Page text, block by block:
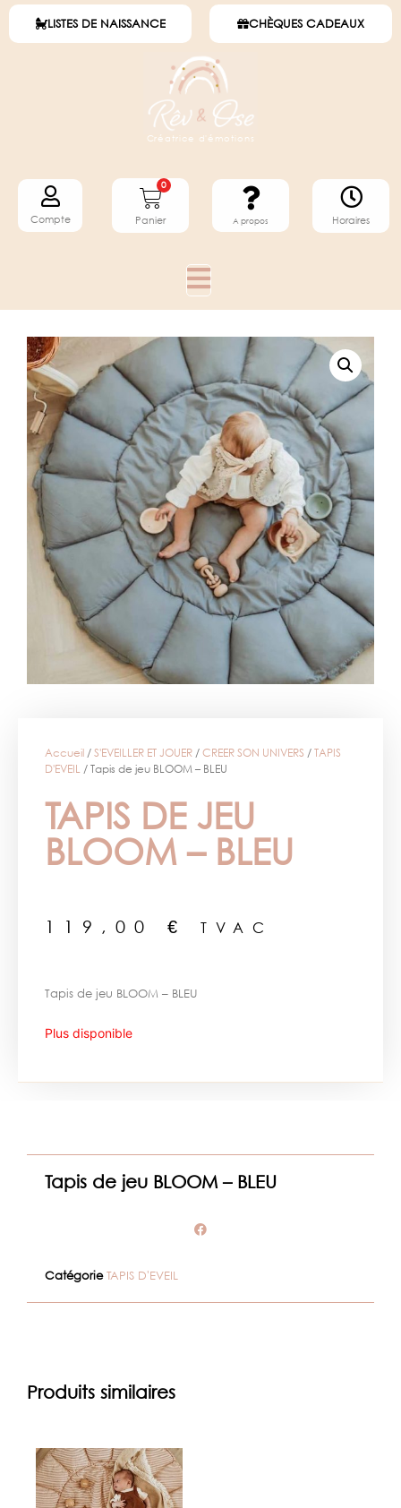
LISTES DE NAISSANCE CHÈQUES CADEAUX
Créatrice d'émotions
Compte
0
Panier A propos Horaires
Accueil /S'EVEILLER ET JOUER /CREER SON UNIVERS /TAPIS
D'EVEIL / Tapis de jeu BLOOM – BLEU
TAPIS DE JEU
BLOOM – BLEU
119,00 € TVAC
Tapis de jeu BLOOM – BLEU
Plus disponible
Tapis de jeu BLOOM – BLEU
Catégorie TAPIS D'EVEIL
Produits similaires